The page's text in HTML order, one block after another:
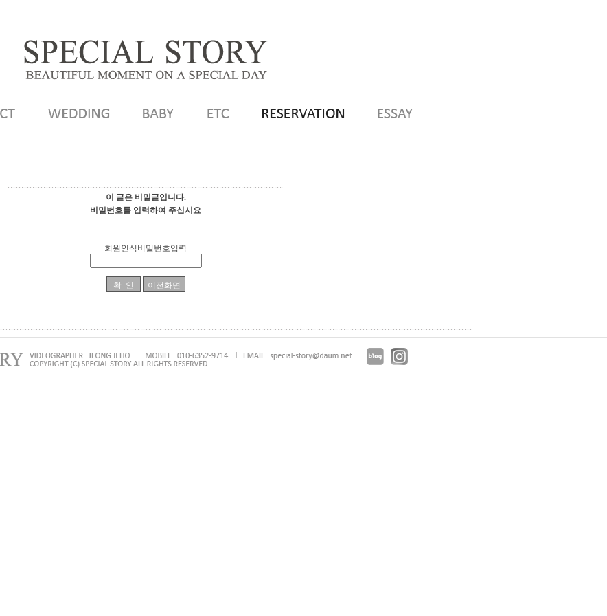
이 글은 비밀글입니다.
비밀번호를 입력하여 주십시요
회원인식비밀번호입력